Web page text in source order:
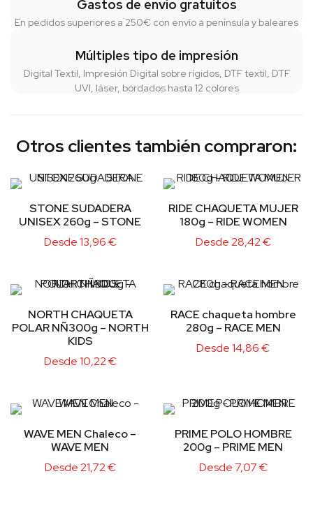
Gastos de envío gratuitos
En pedidos superiores a 250€ con envío a península y baleares
Múltiples tipo de impresión
Digital Textil, Impresión Digital sobre rígidos, DTF textil, DTF
UVI, láser, bordados hasta 12 colores
Otros clientes también compraron:
STONE SUDADERA
UNISEX 260g – STONE
Desde13,96€
RIDE CHAQUETA MUJER
180g – RIDE WOMEN
Desde28,42€
NORTH CHAQUETA
POLAR NÑ300g – NORTH
KIDS
Desde10,22€
RACE chaqueta hombre
280g – RACE MEN
Desde14,86€
WAVE MEN Chaleco –
WAVE MEN
Desde21,72€
PRIME POLO HOMBRE
200g – PRIME MEN
Desde 7,07€